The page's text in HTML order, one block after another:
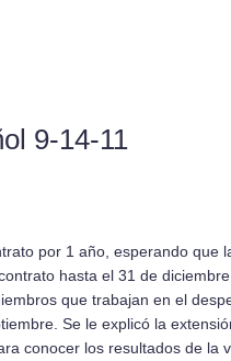
9-14-11
por 1 año, esperando que
hasta el 31 de
que trabajan en el
Se le explicó la
conocer los resultados de la